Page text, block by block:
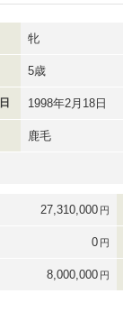
牝
5歳
1998年2月18日
鹿毛
27,310,000 円
0 円
8,000,000 円